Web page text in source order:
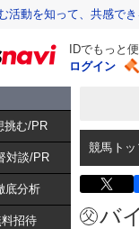
活動を知って、共感で
IDでもっと
ログイン
挑む/PR
対談/PR
底分析
招待
競馬トッ
バ